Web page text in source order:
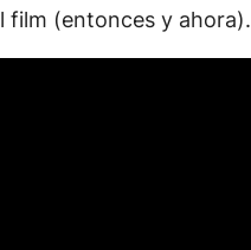
film (entonces y ahora).